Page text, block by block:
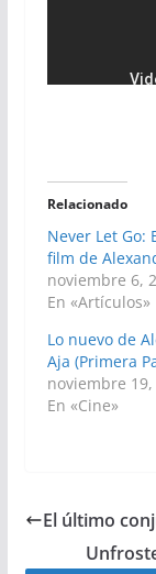
Relacionado
Never Let Go:
film de
noviembre 6,
En «Artículos»
Lo nuevo de
Aja (Primera
noviembre 19,
En «Cine»
El último